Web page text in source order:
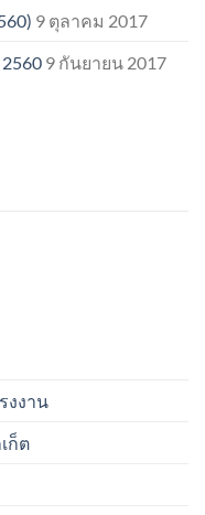
9 ตุลาคม 2017
9 กันยายน 2017
งงาน
ก็ต